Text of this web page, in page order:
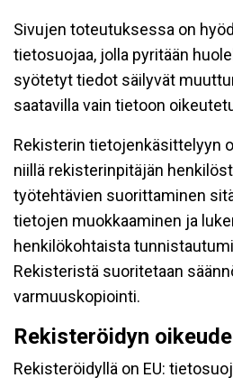
Sivujen toteutuksessa on
tietosuojaa, jolla pyritään
syötetyt tiedot säilyvät
saatavilla vain tietoon
Rekisterin tietojenkäsittelyyn
niillä rekisterinpitäjän
työtehtävien suorittaminen
tietojen muokkaaminen ja
henkilökohtaista
Rekisteristä suoritetaan
varmuuskopiointi.
Rekisteröidyn
Rekisteröidyllä on EU: